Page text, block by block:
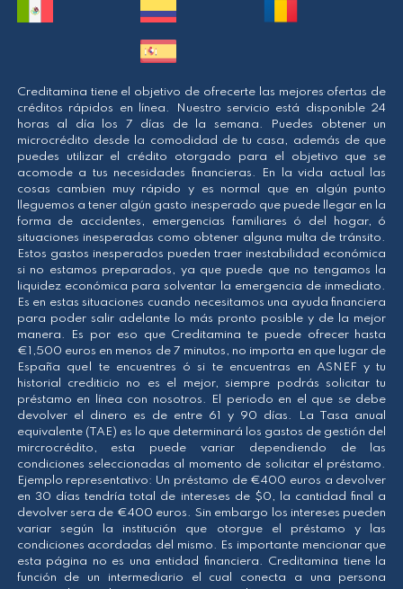
Creditamina tiene el objetivo de ofrecerte las mejores ofertas de
créditos rápidos en línea. Nuestro servicio está disponible 24
horas al día los 7 días de la semana. Puedes obtener un
microcrédito desde la comodidad de tu casa, además de que
puedes utilizar el crédito otorgado para el objetivo que se
acomode a tus necesidades financieras. En la vida actual las
cosas cambien muy rápido y es normal que en algún punto
lleguemos a tener algún gasto inesperado que puede llegar en la
forma de accidentes, emergencias familiares ó del hogar, ó
situaciones inesperadas como obtener alguna multa de tránsito.
Estos gastos inesperados pueden traer inestabilidad económica
si no estamos preparados, ya que puede que no tengamos la
liquidez económica para solventar la emergencia de inmediato.
Es en estas situaciones cuando necesitamos una ayuda financiera
para poder salir adelante lo más pronto posible y de la mejor
manera. Es por eso que Creditamina te puede ofrecer hasta
€1,500 euros en menos de 7 minutos, no importa en que lugar de
España que| te encuentres ó si te encuentras en ASNEF y tu
historial crediticio no es el mejor, siempre podrás solicitar tu
préstamo en línea con nosotros. El periodo en el que se debe
devolver el dinero es de entre 61 y 90 días. La Tasa anual
equivalente (TAE) es lo que determinará los gastos de gestión del
mircrocrédito, esta puede variar dependiendo de las
condiciones seleccionadas al momento de solicitar el préstamo.
Ejemplo representativo: Un préstamo de €400 euros a devolver
en 30 días tendría total de intereses de $0, la cantidad final a
devolver sera de €400 euros. Sin embargo los intereses pueden
variar según la institución que otorgue el préstamo y las
condiciones acordadas del mismo. Es importante mencionar que
esta página no es una entidad financiera. Creditamina tiene la
función de un intermediario el cual conecta a una persona